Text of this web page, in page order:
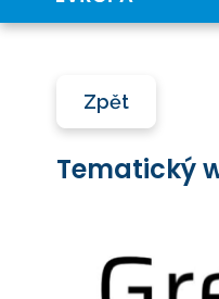
Zpět
Tematický